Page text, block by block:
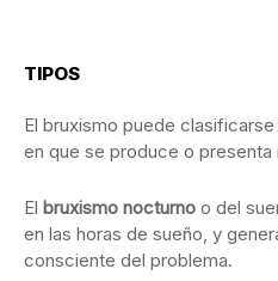
TIPOS
El bruxismo puede
en que se produce o presenta
El bruxismo nocturno o del
en las horas de sueño, y
consciente del problema.